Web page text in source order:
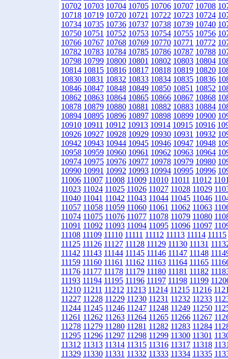
10702 10703 10704 10705 10706 10707 10708
10718 10719 10720 10721 10722 10723 10724
10734 10735 10736 10737 10738 10739 10740
10750 10751 10752 10753 10754 10755 10756
10766 10767 10768 10769 10770 10771 10772
10782 10783 10784 10785 10786 10787 10788
10798 10799 10800 10801 10802 10803 10804
10814 10815 10816 10817 10818 10819 10820
10830 10831 10832 10833 10834 10835 10836
10846 10847 10848 10849 10850 10851 10852
10862 10863 10864 10865 10866 10867 10868
10878 10879 10880 10881 10882 10883 10884
10894 10895 10896 10897 10898 10899 10900
10910 10911 10912 10913 10914 10915 10916
10926 10927 10928 10929 10930 10931 10932
10942 10943 10944 10945 10946 10947 10948
10958 10959 10960 10961 10962 10963 10964
10974 10975 10976 10977 10978 10979 10980
10990 10991 10992 10993 10994 10995 10996
11006 11007 11008 11009 11010 11011 11012
11023 11024 11025 11026 11027 11028 11029
11040 11041 11042 11043 11044 11045 11046
11057 11058 11059 11060 11061 11062 11063
11074 11075 11076 11077 11078 11079 11080
11091 11092 11093 11094 11095 11096 11097
11108 11109 11110 11111 11112 11113 11114 11115
11125 11126 11127 11128 11129 11130 11131
11142 11143 11144 11145 11146 11147 11148
11159 11160 11161 11162 11163 11164 11165
11176 11177 11178 11179 11180 11181 11182
11193 11194 11195 11196 11197 11198 11199
11210 11211 11212 11213 11214 11215 11216
11227 11228 11229 11230 11231 11232 11233
11244 11245 11246 11247 11248 11249 11250
11261 11262 11263 11264 11265 11266 11267
11278 11279 11280 11281 11282 11283 11284
11295 11296 11297 11298 11299 11300 11301
11312 11313 11314 11315 11316 11317 11318
11329 11330 11331 11332 11333 11334 11335